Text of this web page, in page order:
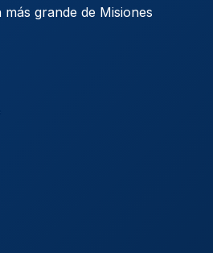
grande de Misiones